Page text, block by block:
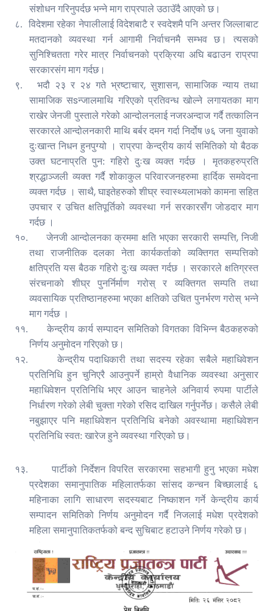
संशोधन गरिनुपर्दछ भन्ने माग राप्रपाले उठाउॅदै आएको छ।
८.
विदेशमा रहेका नेपालीलाई विदेशबाटै र स्वदेशमै पनि अन्तर जिल्लाबाट
मतदानको व्यवस्था गर्न आगामी निर्वाचनमै सम्भव छ। त्यसको
सुनिश्चितता गरेर मात्र निर्वाचनको प्रक्रिया अघि बढाउन राप्रपा
सरकारसंग माग गर्दछ।
९.
भदौ २३ र २४ गते भ्रष्टाचार, सुशासन, सामाजिक न्याय तथा
सामाजिक सsन्जालमाथि गरिएको प्रतिवन्ध खोल्ने लगायतका माग
राखेर जेनजी पुस्ताले गरेको आन्दोलनलाई नजरअन्दाज गर्दै तत्कालिन
सरकारले आन्दोलनकारी माथि बर्बर दमन गर्दा निर्दोष ७६ जना युवाको
दुःखान्त निधन हुनपुग्यो । राप्रपा केन्द्रीय कार्य समितिको यो बैठक
उक्त घटनाप्रति पुन: गहिरो दुःख व्यक्त गर्दछ । मृतकहरुप्रति
श्रद्धाञ्जली व्यक्त गर्दै शोकाकुल परिवारजनहरुमा हार्दिक समवेदना
व्यक्त गर्दछ । साथै, घाइतेहरुको शीघ्र स्वास्थ्यलाभको कामना सहित
उपचार र उचित क्षतिपूर्तिको व्यवस्था गर्न सरकारसँग जोडदार माग
गर्दछ ।
१०.
जेनजी आन्दोलनका क्रममा क्षति भएका सरकारी सम्पत्ति, निजी
तथा राजनीतिक दलका नेता कार्यकर्ताको व्यक्तिगत सम्पत्तिको
क्षतिप्रति यस बैठक गहिरो दुःख व्यक्त गर्दछ । सरकारले क्षतिग्रस्त
संरचनाको शीघ्र पुनर्निर्माण गरोस् र व्यक्तिगत सम्पति तथा
व्यवसायिक प्रतिष्ठानहरुमा भएका क्षतिको उचित पुनर्भरण गरोस् भन्ने
माग गर्दछ ।
११.
केन्द्रीय कार्य सम्पादन समितिको विगतका विभिन्न बैठकहरुको
निर्णय अनुमोदन गरिएको छ।
१२.
केन्द्रीय पदाधिकारी तथा सदस्य रहेका सबैले महाधिवेशन
प्रतिनिधि हुन चुनिएरै आउनुपर्ने हाम्रो वैधानिक व्यवस्था अनुसार
महाधिवेशन प्रतिनिधि भएर आउन चाहनेले अनिवार्य रुपमा पार्टीले
निर्धारण गरेको लेबी चुक्ता गरेको रसिद दाखिल गर्नुपर्नेछ। कसैले लेबी
नबुझाएर पनि महाधिवेशन प्रतिनिधि बनेको अवस्थामा महाधिवेशन
प्रतिनिधि स्वत: खारेज हुने व्यवस्था गरिएको छ।
१३.
पार्टीको निर्देशन विपरित सरकारमा सहभागी हुनु भएका मधेश
प्रदेशका समानुपातिक महिलातर्फका सांसद कन्चन बिच्छालाई ६
महिनाका लागि साधारण सदस्यबाट निष्काशन गर्ने केन्द्रीय कार्य
सम्पादन समितिको निर्णय अनुमोदन गर्दै निजलाई मधेश प्रदेशको
महिला समानुपातिकतर्फको बन्द सुचिबाट हटाउने निर्णय गरेको छ।